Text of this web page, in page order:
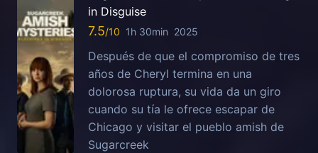
in Disguise
7.5 1h 30min 2025
Después de que el compromiso de tres
años de Cheryl termina en una
dolorosa ruptura, su vida da un giro
cuando su tía le ofrece escapar de
Chicago y visitar el pueblo amish de
Sugarcreek